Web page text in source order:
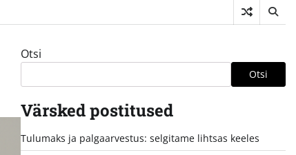
Otsi
Otsi
Värsked postitused
Tulumaks ja palgaarvestus: selgitame lihtsas keeles